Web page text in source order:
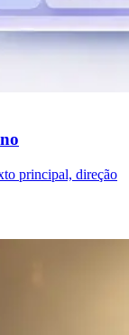
principal, direção